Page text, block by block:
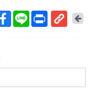
網
回